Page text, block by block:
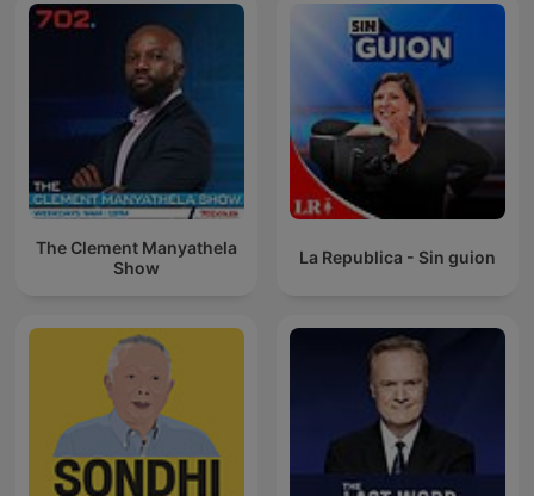
The Clement Manyathela
Show
La Republica - Sin guion